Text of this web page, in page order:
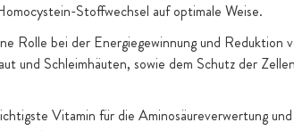
Stoffwechsel auf optimale Weise.
Rolle bei der Energiegewinnung und Reduktion
und Schleimhäuten, sowie dem Schutz der
Vitamin für die Aminosäureverwertung